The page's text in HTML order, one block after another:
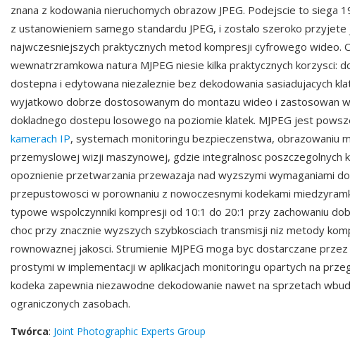
znana z kodowania nieruchomych obrazow JPEG. Podejscie to siega
z ustanowieniem samego standardu JPEG, i zostalo szeroko przyjete
najwczesniejszych praktycznych metod kompresji cyfrowego wideo.
wewnatrzramkowa natura MJPEG niesie kilka praktycznych korzysci:
dostepna i edytowana niezaleznie bez dekodowania sasiadujacych
wyjatkowo dobrze dostosowanym do montazu wideo i zastosowan
dokladnego dostepu losowego na poziomie klatek. MJPEG jest
kamerach IP, systemach monitoringu bezpieczenstwa, obrazowaniu
przemyslowej wizji maszynowej, gdzie integralnosc poszczegolnych
opoznienie przetwarzania przewazaja nad wyzszymi wymaganiami
przepustowosci w porownaniu z nowoczesnymi kodekami
typowe wspolczynniki kompresji od 10:1 do 20:1 przy zachowaniu
choc przy znacznie wyzszych szybkosciach transmisji niz metody
rownowaznej jakosci. Strumienie MJPEG moga byc dostarczane
prostymi w implementacji w aplikacjach monitoringu opartych na
kodeka zapewnia niezawodne dekodowanie nawet na sprzetach
ograniczonych zasobach.
Twórca: Joint Photographic Experts Group